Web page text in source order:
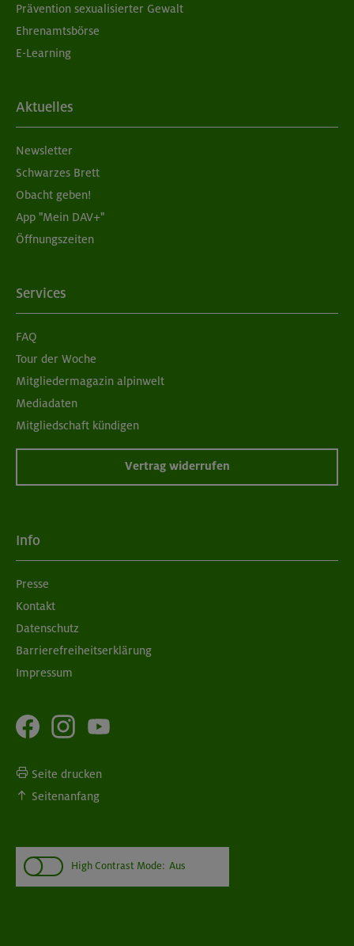
Prävention sexualisierter Gewalt
Ehrenamtsbörse
E-Learning
Aktuelles
Newsletter
Schwarzes Brett
Obacht geben!
App "Mein DAV+"
Öffnungszeiten
Services
FAQ
Tour der Woche
Mitgliedermagazin alpinwelt
Mediadaten
Mitgliedschaft kündigen
Vertrag widerrufen
Info
Presse
Kontakt
Datenschutz
Barrierefreiheitserklärung
Impressum
Seite drucken
Seitenanfang
High Contrast Mode: Aus